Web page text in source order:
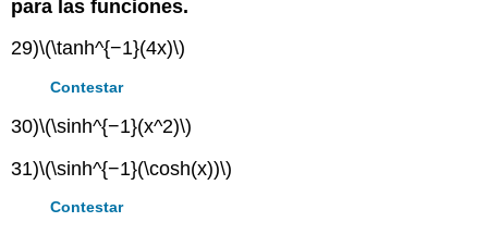
para las funciones.
29)\(\tanh^{−1}(4x)\)
Contestar
30)\(\sinh^{−1}(x^2)\)
31)\(\sinh^{−1}(\cosh(x))\)
Contestar